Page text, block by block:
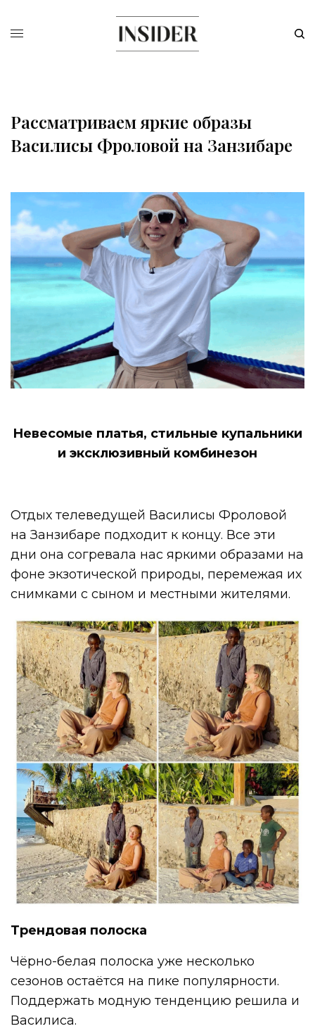
Рассматриваем яркие образы
Василисы Фроловой на Занзибаре
Невесомые платья, стильные купальники
и эксклюзивный комбинезон
Отдых телеведущей Василисы Фроловой
на Занзибаре подходит к концу. Все эти
дни она согревала нас яркими образами на
фоне экзотической природы, перемежая их
снимками с сыном и местными жителями.
Трендовая полоска
Чёрно-белая полоска уже несколько
сезонов остаётся на пике популярности.
Поддержать модную тенденцию решила и
Василиса.